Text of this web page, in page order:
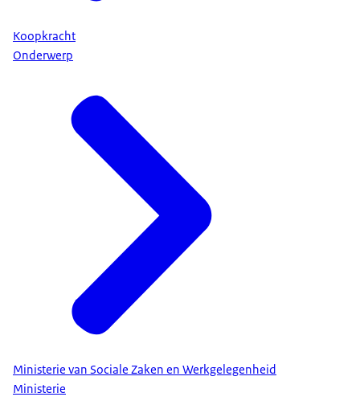
Koopkracht
Onderwerp
Ministerie van Sociale Zaken en Werkgelegenheid
Ministerie